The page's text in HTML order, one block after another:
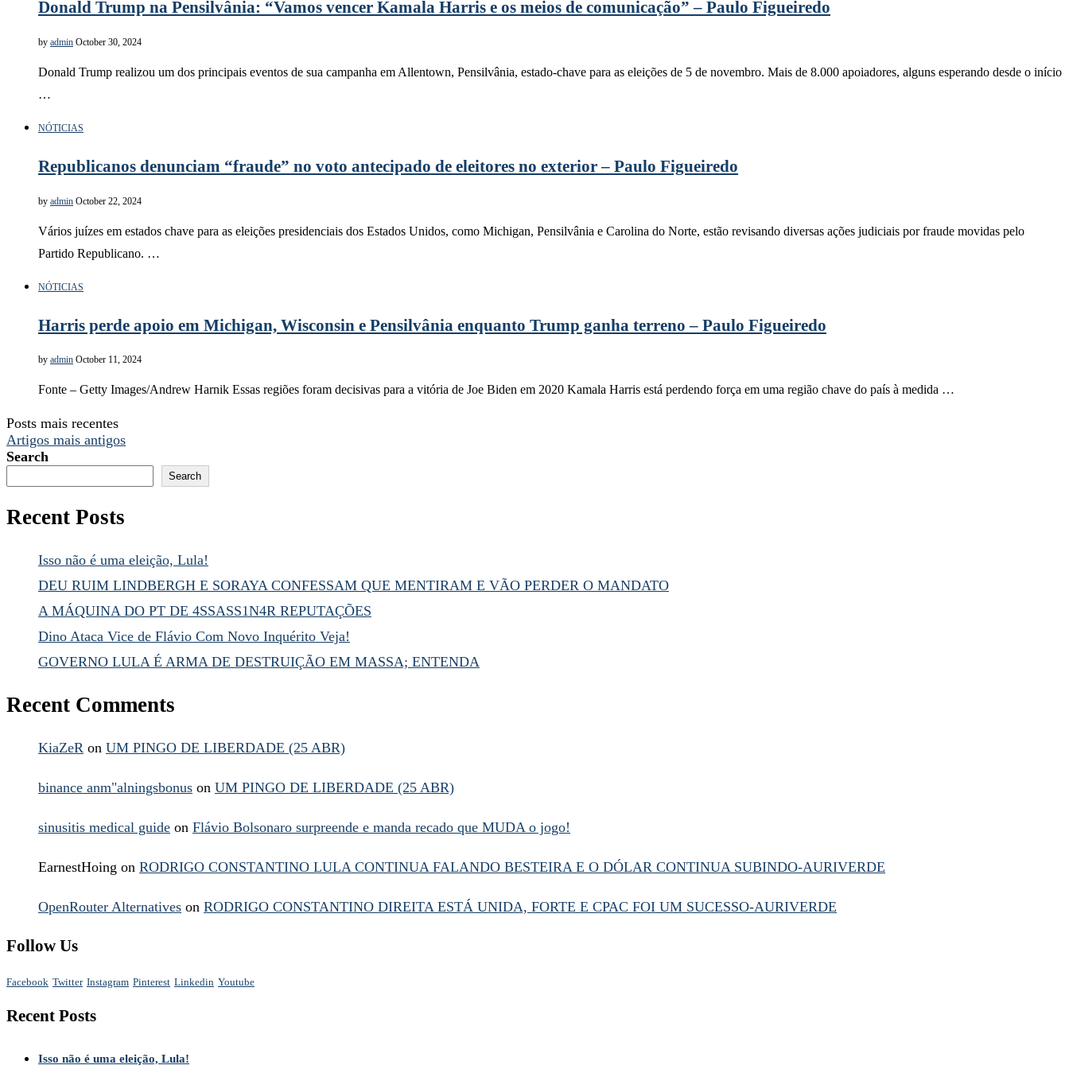
Donald Trump na Pensilvânia: “Vamos vencer Kamala Harris e os meios de comunicação” – Paulo Figueiredo
by admin October 30, 2024
Donald Trump realizou um dos principais eventos de sua campanha em Allentown, Pensilvânia, estado-chave para as eleições de 5 de novembro. Mais de 8.000 apoiadores, alguns esperando desde o início
…
NÓTICIAS
Republicanos denunciam “fraude” no voto antecipado de eleitores no exterior – Paulo Figueiredo
by admin October 22, 2024
Vários juízes em estados chave para as eleições presidenciais dos Estados Unidos, como Michigan, Pensilvânia e Carolina do Norte, estão revisando diversas ações judiciais por fraude movidas pelo
Partido Republicano. …
NÓTICIAS
Harris perde apoio em Michigan, Wisconsin e Pensilvânia enquanto Trump ganha terreno – Paulo Figueiredo
by admin October 11, 2024
Fonte – Getty Images/Andrew Harnik Essas regiões foram decisivas para a vitória de Joe Biden em 2020 Kamala Harris está perdendo força em uma região chave do país à medida …
Posts mais recentes
Artigos mais antigos
Search
Search
Recent Posts
Isso não é uma eleição, Lula!
DEU RUIM LINDBERGH E SORAYA CONFESSAM QUE MENTIRAM E VÃO PERDER O MANDATO
A MÁQUINA DO PT DE 4SSASS1N4R REPUTAÇÕES
Dino Ataca Vice de Flávio Com Novo Inquérito Veja!
GOVERNO LULA É ARMA DE DESTRUIÇÃO EM MASSA; ENTENDA
Recent Comments
KiaZeR on UM PINGO DE LIBERDADE (25 ABR)
binance anm"alningsbonus on UM PINGO DE LIBERDADE (25 ABR)
sinusitis medical guide on Flávio Bolsonaro surpreende e manda recado que MUDA o jogo!
EarnestHoing on RODRIGO CONSTANTINO LULA CONTINUA FALANDO BESTEIRA E O DÓLAR CONTINUA SUBINDO-AURIVERDE
OpenRouter Alternatives on RODRIGO CONSTANTINO DIREITA ESTÁ UNIDA, FORTE E CPAC FOI UM SUCESSO-AURIVERDE
Follow Us
Facebook Twitter Instagram Pinterest Linkedin Youtube
Recent Posts
Isso não é uma eleição, Lula!